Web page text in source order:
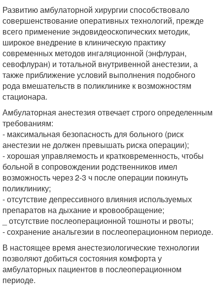
Развитию амбулаторной хирургии способствовало
совершенствование оперативных технологий, прежде
всего применение эндовидеоскопических методик,
широкое внедрение в клиническую практику
современных методов ингаляционной (энфлуран,
севофлуран) и тотальной внутривенной анестезии, а
также приближение условий выполнения подобного
рода вмешательств в поликлинике к возможностям
стационара.
Амбулаторная анестезия отвечает строго определенным
требованиям:
- максимальная безопасность для больного (риск
анестезии не должен превышать риска операции);
- хорошая управляемость и кратковременность, чтобы
больной в сопровождении родственников имел
возможность через 2-3 ч после операции покинуть
поликлинику;
- отсутствие депрессивного влияния используемых
препаратов на дыхание и кровообращение;
_ отсутствие послеоперационной тошноты и рвоты;
- сохранение анальгезии в послеоперационном периоде.
В настоящее время анестезиологические технологии
позволяют добиться состояния комфорта у
амбулаторных пациентов в послеоперационном
периоде.